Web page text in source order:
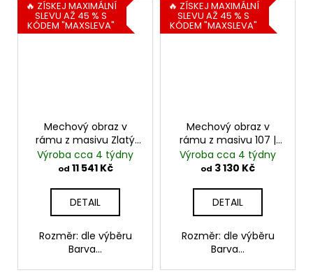
🔥 ZÍSKEJ MAXIMÁLNÍ
SLEVU AŽ 45 % S
KÓDEM "MAXSLEVA"
Mechový obraz v
rámu z masivu Zlatý
řez | kombinace
mechů
Výroba cca 4 týdny
od 11 541 Kč
DETAIL
Rozměr: dle výběru
Barva...
🔥 ZÍSKEJ MAXIMÁLNÍ
SLEVU AŽ 45 % S
KÓDEM "MAXSLEVA"
Mechový obraz v
rámu z masivu 107 |
kopečkový mech
Výroba cca 4 týdny
od 3 130 Kč
DETAIL
Rozměr: dle výběru
Barva...